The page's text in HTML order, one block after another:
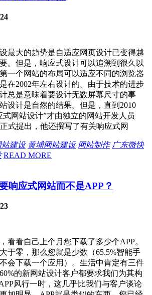
最大的趋势是自适应网页设计已变得越
。但是，响应式设计可以追溯到很久以
一个网站的布局可以适应不同的浏览器
在2002年左右设计的。由于技术的进步
总是意味着要设计无数屏幕尺寸的事
设计是自然的结果。但是，直到2010
式网站设计”才由独立的网站开发人员
正式提出，他还撰写了有关响应式网
站建设 黄埔网站建设 网站制作 广东微快
READ MORE
响应式网站而不是APP？
看看自己上个月您下载了多少个APP。
于零，那么您就是少数（65.5%智能手
会下载一个应用）。生活中肯定有三件
的新网站设计客户都要求我们为其构
风行一时，这几乎比我们与客户谈论